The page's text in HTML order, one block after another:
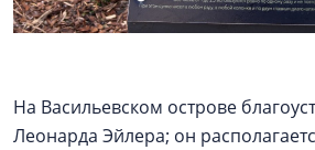
На Васильевском острове
Леонарда Эйлера; он